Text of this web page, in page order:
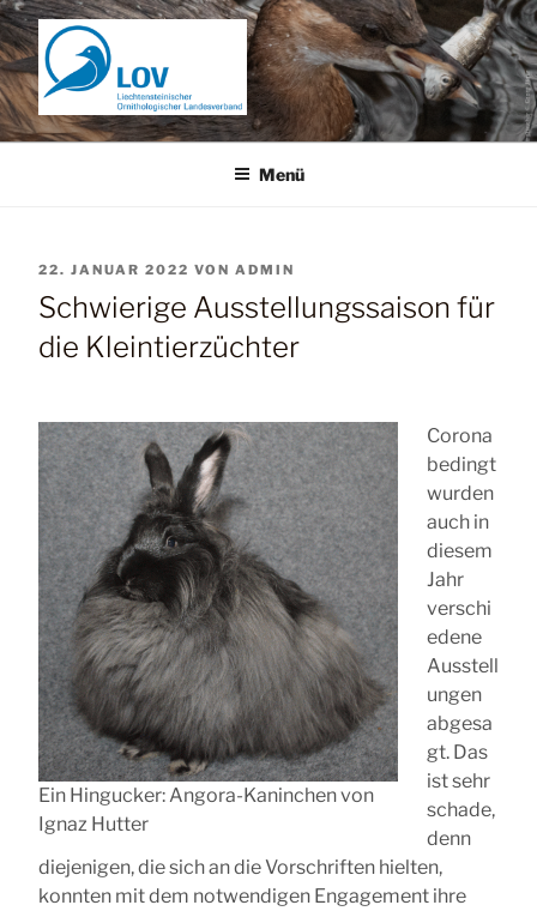
Zum
Inhalt
springen
Menü
VERÖFFENTLICHT
AM
22. JANUAR 2022 VON ADMIN
Schwierige Ausstellungssaison für
die Kleintierzüchter
Ein Hingucker: Angora-Kaninchen von
Ignaz Hutter
Corona
bedingt
wurden
auch in
diesem
Jahr
verschi
edene
Ausstell
ungen
abgesa
gt. Das
ist sehr
schade,
denn
diejenigen, die sich an die Vorschriften hielten,
konnten mit dem notwendigen Engagement ihre